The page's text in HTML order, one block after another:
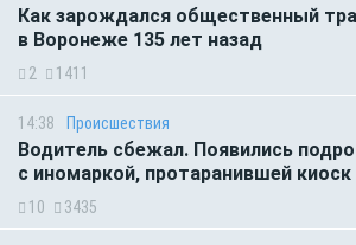
Как зарождался общественный
в Воронеже 135 лет назад
2 1411
14:38 Происшествия
Водитель сбежал. Появились
с иномаркой, протаранившей киоск
10 3435